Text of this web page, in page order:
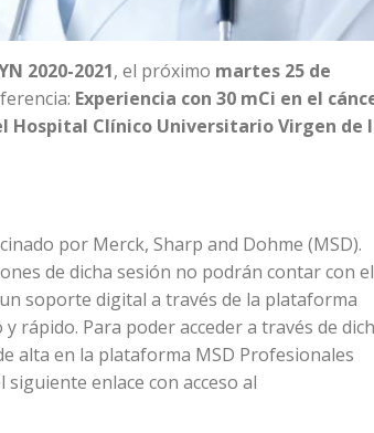
2020-2021, el próximo martes 25 de
Experiencia con 30 mCi en el
Hospital Clínico Universitario Virgen de
por Merck, Sharp and Dohme (MSD).
de dicha sesión no podrán contar con el
soporte digital a través de la plataforma
rápido. Para poder acceder a través de
alta en la plataforma MSD Profesionales
enlace con acceso al